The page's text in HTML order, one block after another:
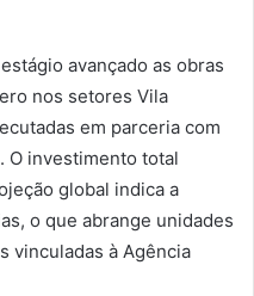
avançado as obras
nos setores Vila
em parceria com
O investimento total
global indica a
o que abrange unidades
vinculadas à Agência